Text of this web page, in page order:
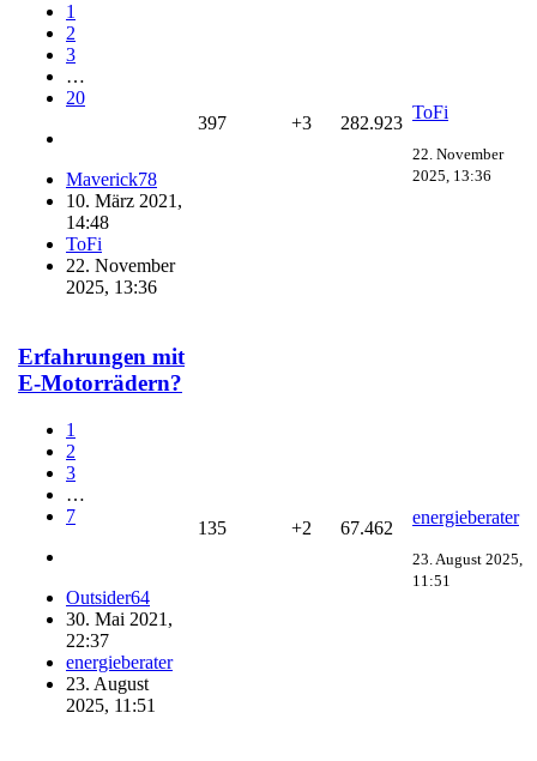
1
2
3
…
20
Maverick78
10. März 2021,
14:48
ToFi
22. November
2025, 13:36
397 +3 282.923
ToFi
22. November
2025, 13:36
Erfahrungen mit
E-Motorrädern?
1
2
3
…
7
Outsider64
30. Mai 2021,
22:37
energieberater
23. August
2025, 11:51
135 +2 67.462
energieberater
23. August 2025,
11:51